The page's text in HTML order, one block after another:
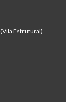
Estrutural)